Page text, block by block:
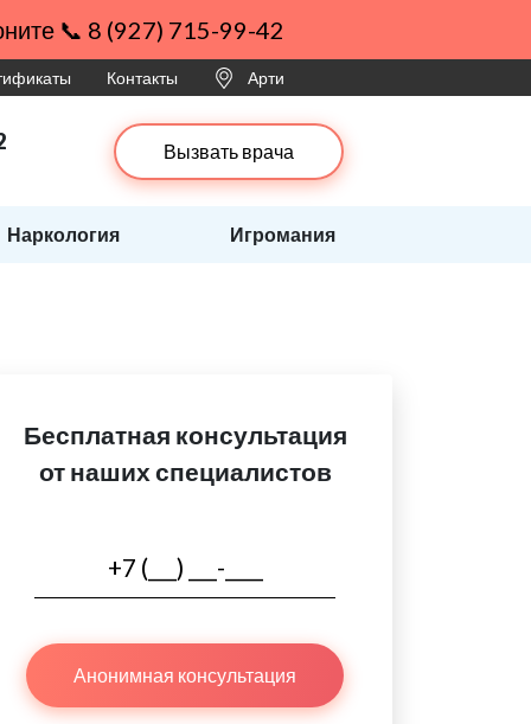
📞 8 (927) 715-99-42
Контакты Арти
Вызвать врача
Наркология Игромания
Бесплатная консультация
от наших специалистов
Анонимная консультация